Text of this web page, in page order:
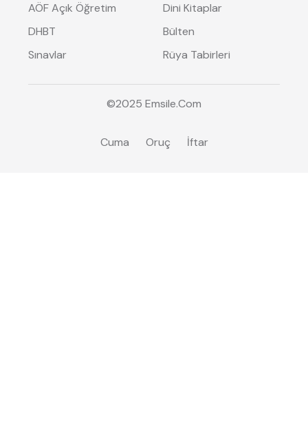
AÖF Açık Öğretim
DHBT
Sınavlar
Dini Kitaplar
Bülten
Rüya Tabirleri
©2025 Emsile.Com
Cuma Oruç İftar